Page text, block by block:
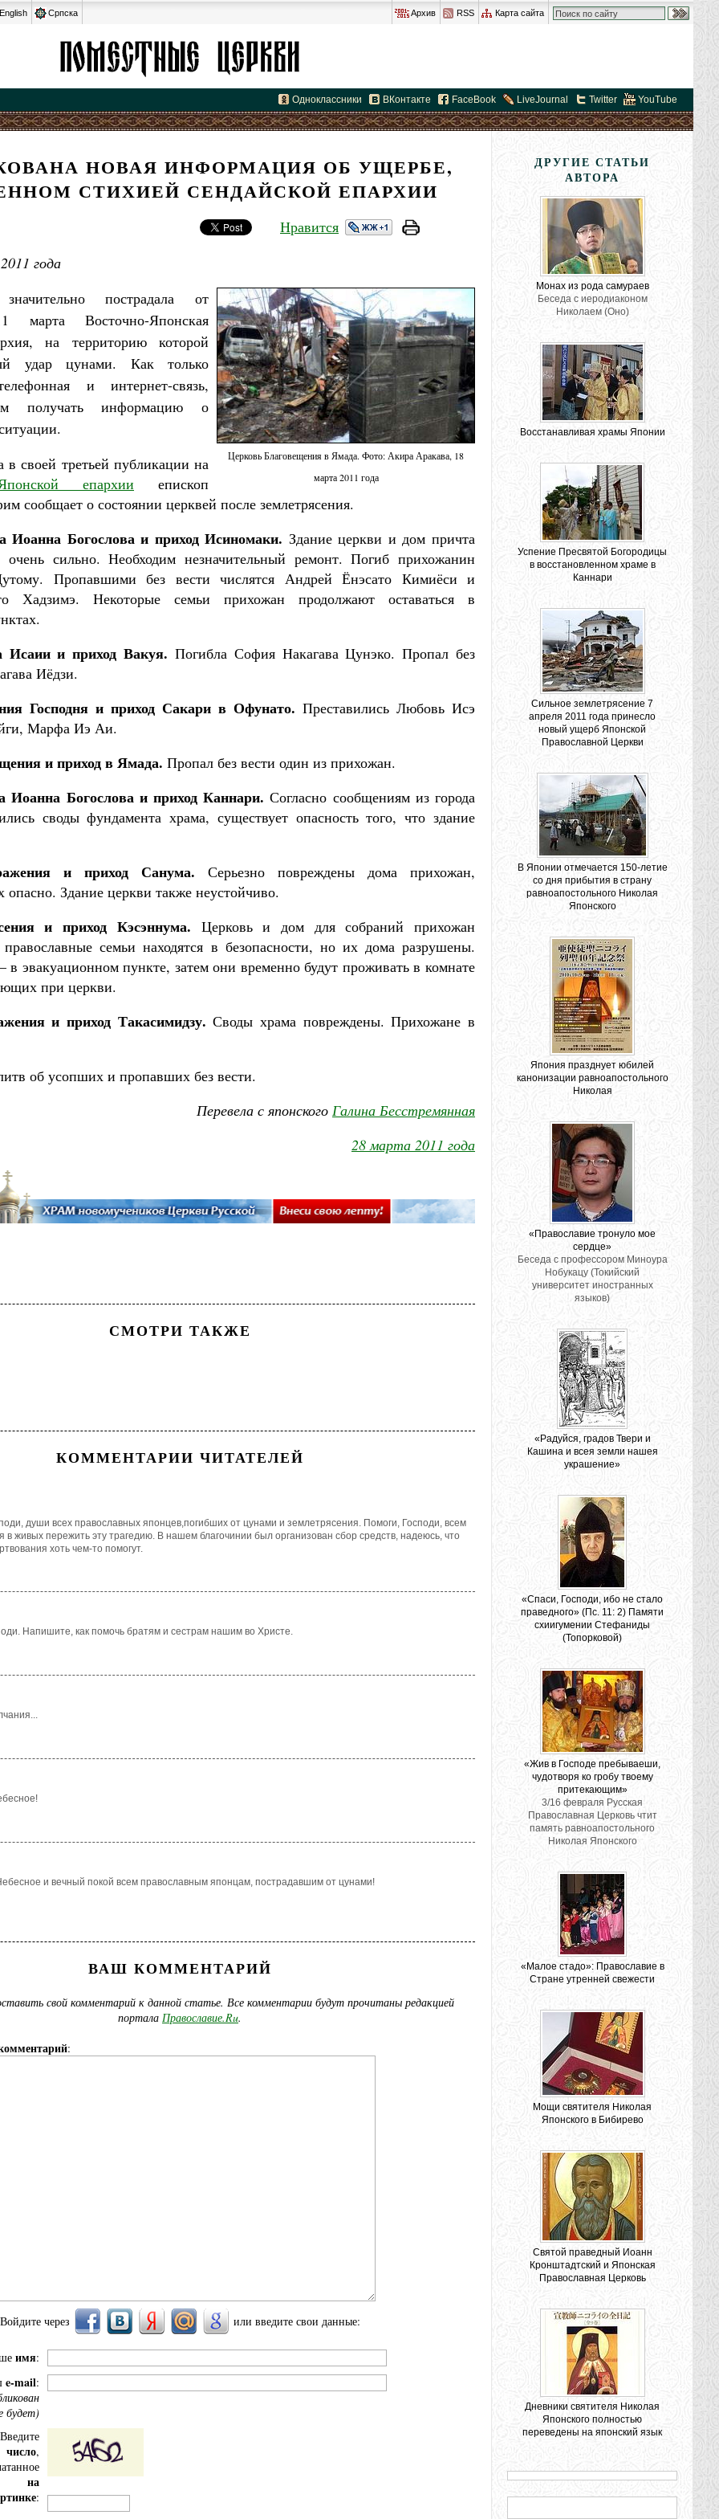
English Српска Архив RSS Карта сайта
Одноклассники ВКонтакте FaceBook LiveJournal Twitter YouTube
НОВАЯ ИНФОРМАЦИЯ ОБ УЩЕРБЕ,
СТИХИЕЙ СЕНДАЙСКОЙ ЕПАРХИИ
Нравится
года
Церковь Благовещения в Ямада. Фото: Акира Аракава, 18
марта 2011 года
пострадала от
марта Восточно-Японская
на территорию которой
удар цунами. Как только
и интернет-связь,
получать информацию о
в своей третьей публикации на
Японской епархии епископ
сообщает о состоянии церквей после землетрясения.
Иоанна Богослова и приход Исиномаки. Здание церкви и дом причта
сильно. Необходим незначительный ремонт. Погиб прихожанин
Пропавшими без вести числятся Андрей Ёнэсато Кимиёси и
Хадзимэ. Некоторые семьи прихожан продолжают оставаться в
Исаии и приход Вакуя. Погибла София Накагава Цунэко. Пропал без
Иёдзи.
Господня и приход Сакари в Офунато. Преставились Любовь Исэ
Марфа Иэ Аи.
и приход в Ямада. Пропал без вести один из прихожан.
Иоанна Богослова и приход Каннари. Согласно сообщениям из города
своды фундамента храма, существует опасность того, что здание
и приход Санума. Серьезно повреждены дома прихожан,
опасно. Здание церкви также неустойчиво.
и приход Кэсэннума. Церковь и дом для собраний прихожан
семьи находятся в безопасности, но их дома разрушены.
в эвакуационном пункте, затем они временно будут проживать в комнате
при церкви.
и приход Такасимидзу. Своды храма повреждены. Прихожане в
об усопших и пропавших без вести.
Перевела с японского Галина Бесстремянная
28 марта 2011 года
СМОТРИ ТАКЖЕ
КОММЕНТАРИИ ЧИТАТЕЛЕЙ
души всех православных японцев,погибших от цунами и землетрясения. Помоги, Господи, всем
в живых пережить эту трагедию. В нашем благочинии был организован сбор средств, надеюсь, что
хоть чем-то помогут.
Напишите, как помочь братям и сестрам нашим во Христе.
и вечный покой всем православным японцам, пострадавшим от цунами!
ВАШ КОММЕНТАРИЙ
свой комментарий к данной статье. Все комментарии будут прочитаны редакцией
портала Православие.Ru.
:
Войдите через или введите свои данные:
имя:
e-mail:
будет)
Введите
число,
на
:
ДРУГИЕ СТАТЬИ
АВТОРА
Монах из рода самураев
Беседа с иеродиаконом
Николаем (Оно)
Восстанавливая храмы Японии
Успение Пресвятой Богородицы
в восстановленном храме в
Каннари
Сильное землетрясение 7
апреля 2011 года принесло
новый ущерб Японской
Православной Церкви
В Японии отмечается 150-летие
со дня прибытия в страну
равноапостольного Николая
Японского
Япония празднует юбилей
канонизации равноапостольного
Николая
«Православие тронуло мое
сердце»
Беседа с профессором Миноура
Нобукацу (Токийский
университет иностранных
языков)
«Радуйся, градов Твери и
Кашина и всея земли нашея
украшение»
«Спаси, Господи, ибо не стало
праведного» (Пс. 11: 2) Памяти
схиигумении Стефаниды
(Топорковой)
«Жив в Господе пребываеши,
чудотворя ко гробу твоему
притекающим»
3/16 февраля Русская
Православная Церковь чтит
память равноапостольного
Николая Японского
«Малое стадо»: Православие в
Стране утренней свежести
Мощи святителя Николая
Японского в Бибирево
Святой праведный Иоанн
Кронштадтский и Японская
Православная Церковь
Дневники святителя Николая
Японского полностью
переведены на японский язык